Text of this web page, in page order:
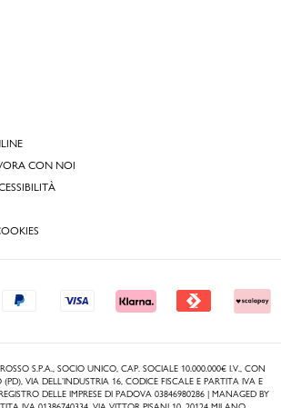
CON NOI
S.P.A., SOCIO UNICO, CAP. SOCIALE 10.000.000€ I.V., CON
VIA DELL’INDUSTRIA 16, CODICE FISCALE E PARTITA IVA E
DELLE IMPRESE DI PADOVA 03846980286 | MANAGED BY